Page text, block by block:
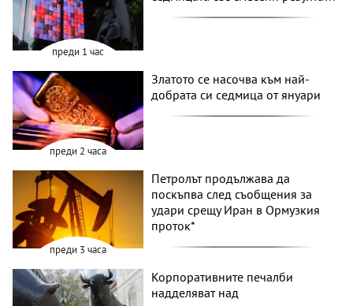
преди 1 час
преди 2 часа
Златото се насочва към най-
добрата си седмица от януари
преди 3 часа
Петролът продължава да
поскъпва след съобщения за
удари срещу Иран в Ормузкия
проток*
Корпоративните печалби
надделяват над